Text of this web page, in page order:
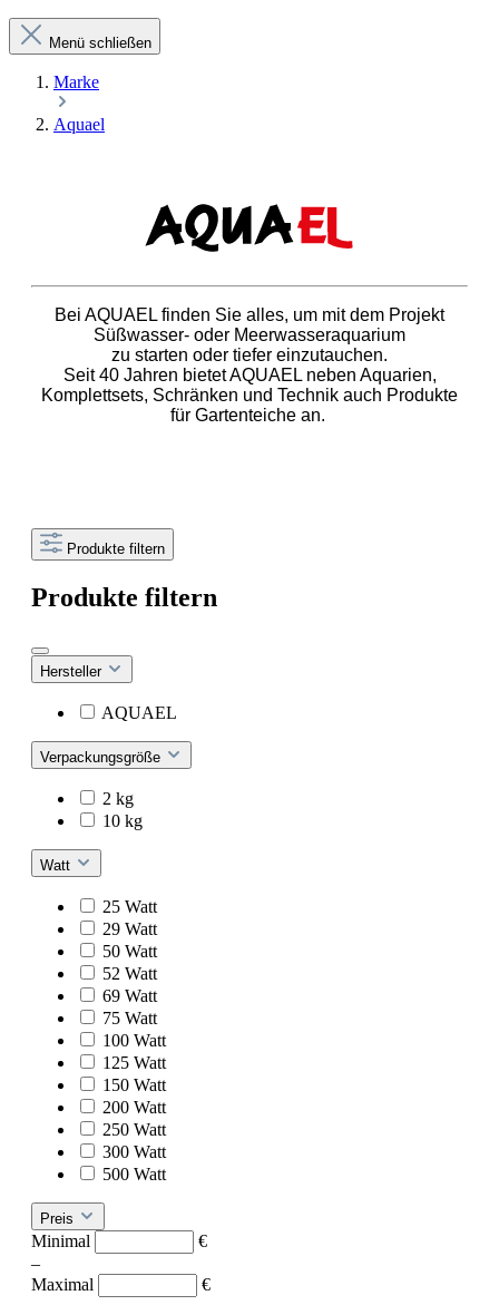
Menü schließen
Marke
Aquael
Bei AQUAEL finden Sie alles, um mit dem Projekt
Süßwasser- oder Meerwasseraquarium
zu starten oder tiefer einzutauchen.
Seit 40 Jahren bietet AQUAEL neben Aquarien,
Komplettsets, Schränken und Technik auch Produkte
für Gartenteiche an.
Produkte filtern
Produkte filtern
Hersteller
AQUAEL
Verpackungsgröße
2 kg
10 kg
Watt
25 Watt
29 Watt
50 Watt
52 Watt
69 Watt
75 Watt
100 Watt
125 Watt
150 Watt
200 Watt
250 Watt
300 Watt
500 Watt
Preis
Minimal
€
–
Maximal
€